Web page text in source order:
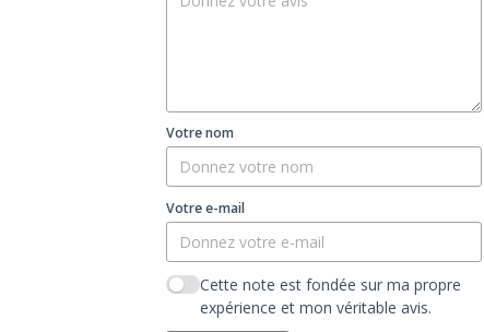
Votre nom
Votre e-mail
Cette note est fondée sur ma propre
expérience et mon véritable avis.